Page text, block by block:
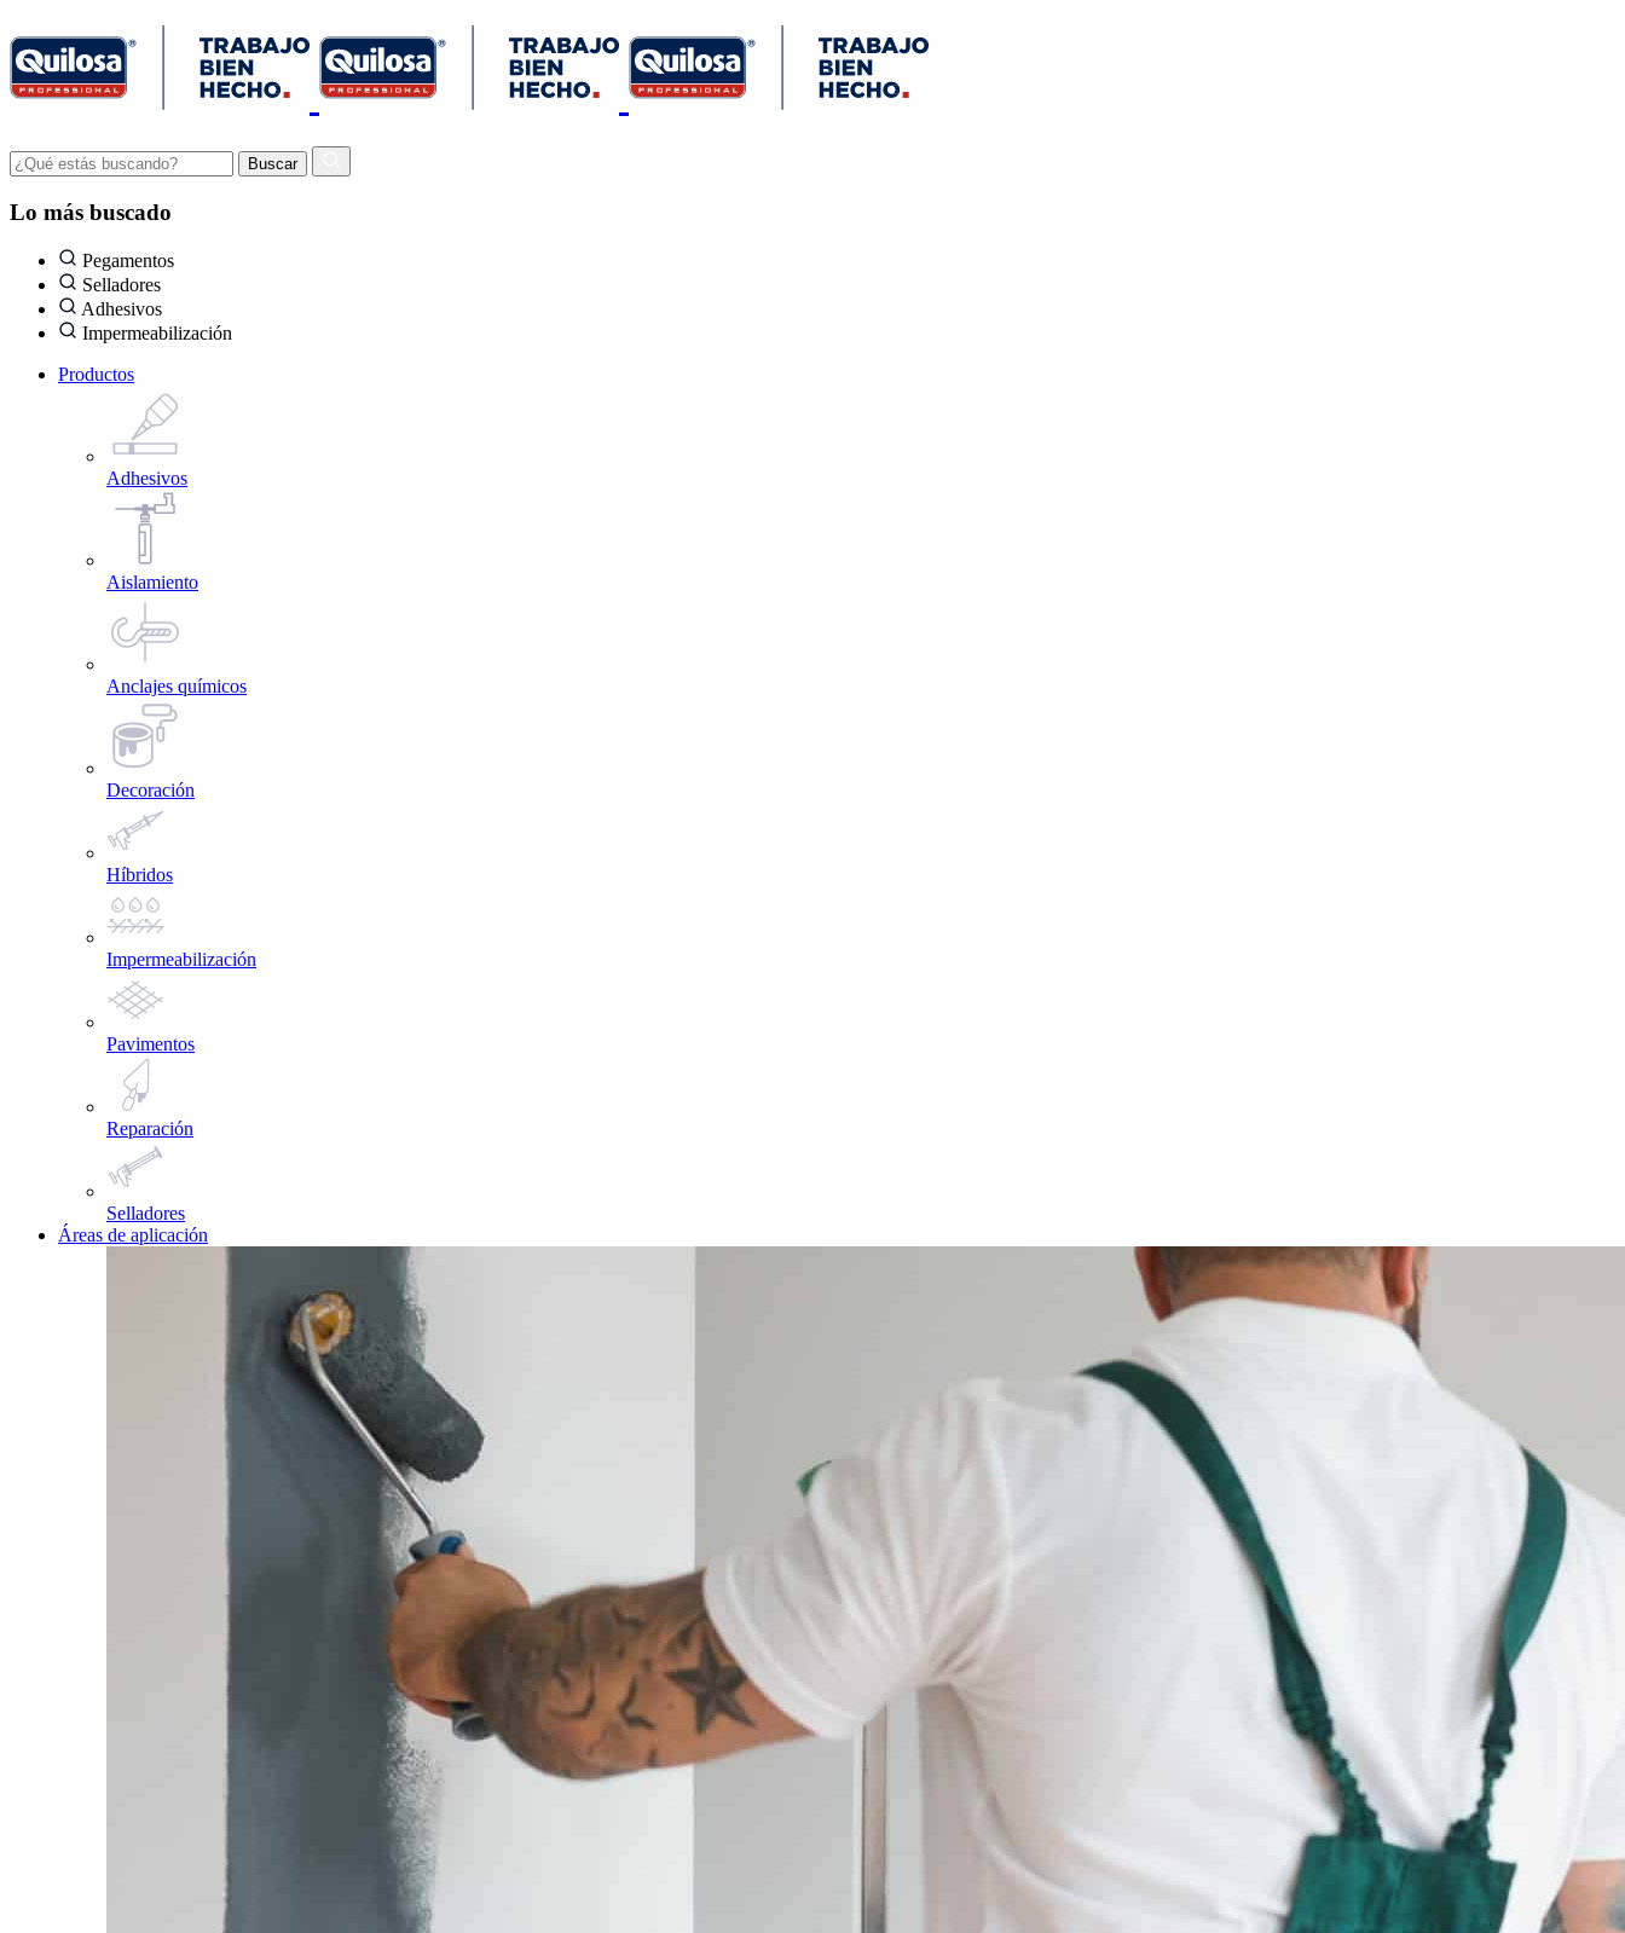
Lo más buscado
Pegamentos
Selladores
Adhesivos
Impermeabilización
Productos
Adhesivos
Aislamiento
Anclajes químicos
Decoración
Híbridos
Impermeabilización
Pavimentos
Reparación
Selladores
Áreas de aplicación